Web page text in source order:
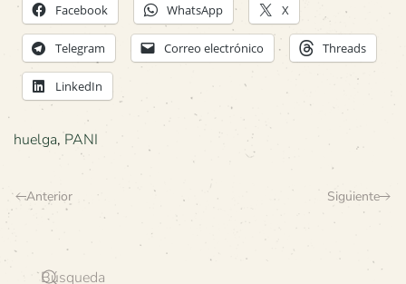
Facebook WhatsApp X
Telegram Correo electrónico Threads
LinkedIn
huelga,PANI
Anterior Siguiente